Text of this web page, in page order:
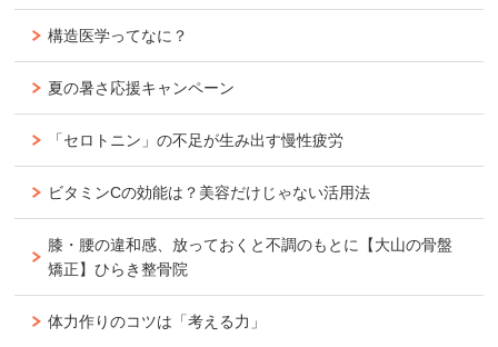
構造医学ってなに？
夏の暑さ応援キャンペーン
「セロトニン」の不足が生み出す慢性疲労
ビタミンCの効能は？美容だけじゃない活用法
膝・腰の違和感、放っておくと不調のもとに【大山の骨盤
矯正】ひらき整骨院
体力作りのコツは「考える力」